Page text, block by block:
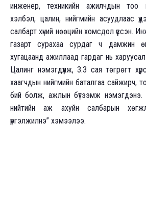
инженер, техникийн ажилчдын тоо
хэлбэл, цалин, нийгмийн асуудлаас
салбарт хүний нөөцийн хомсдол үүссэн.
газарт сурахаа сурдаг ч дамжин
хугацаанд ажиллаад гардаг нь харуусал
Цалинг нэмэгдүүлж, 3.3 сая төгрөгт
хаагчдын нийгмийн баталгаа сайжирч,
бий болж, ажлын бүтээмж
нийтийн аж ахуйн салбарын
үргэлжилнэ” хэмээлээ.